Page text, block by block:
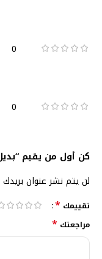
0
0
كن أول من يقيم
لن يتم نشر عنوان بريدك
تقييمك *
مراجعتك *